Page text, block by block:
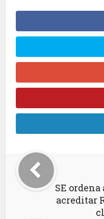
SE
acreditar